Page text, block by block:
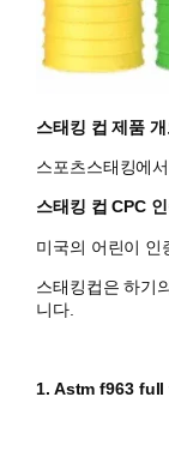
스태킹 컵 제품 개
스포츠스태킹에
스태킹 컵 CPC
미국의 어린이 인
스태킹컵은 하기
니다.
1. Astm f963